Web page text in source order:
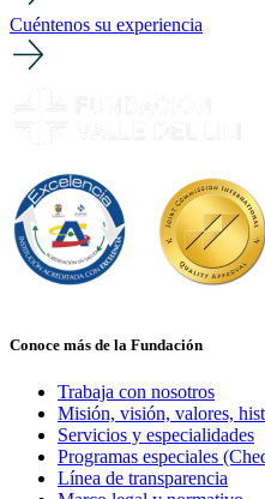
Cuéntenos su experiencia
Conoce más de la Fundación
Trabaja con nosotros
Misión, visión, valores,
Servicios y especialidades
Programas especiales
Línea de transparencia